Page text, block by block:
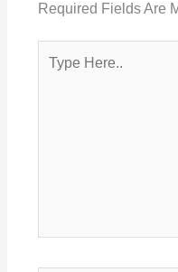
Required Fields Are
Here..